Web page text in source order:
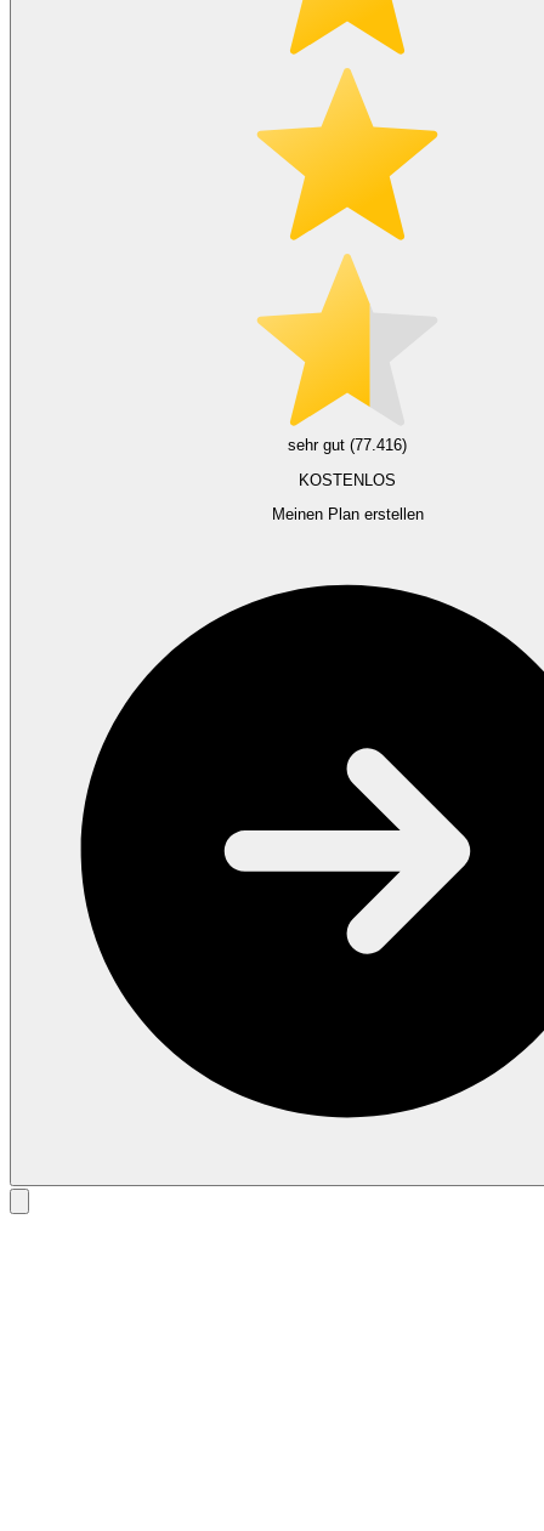
sehr gut (77.416)
KOSTENLOS
Meinen Plan erstellen